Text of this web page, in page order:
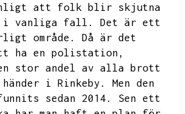
att folk blir skjutna
i vanliga fall.
Det är ett
område.
Då är det
ha en polistation,
stor andel av alla brott
i Rinkeby.
Men den
sedan 2014.
Sen ett